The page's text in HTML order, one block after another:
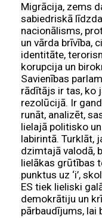
Migrācija, zems
sabiedriskā
nacionālisms,
un vārda brīvība,
identitāte,
korupcija un
Savienības
rādītājs ir tas, ko
rezolūcijā. Ir
runāt, analizēt,
lielajā politisko
labirintā. Turklāt,
dzimtajā valodā,
lielākas grūtības
punktus uz ‘i’,
ES tiek lieliski
demokrātiju un
pārbaudījums, lai